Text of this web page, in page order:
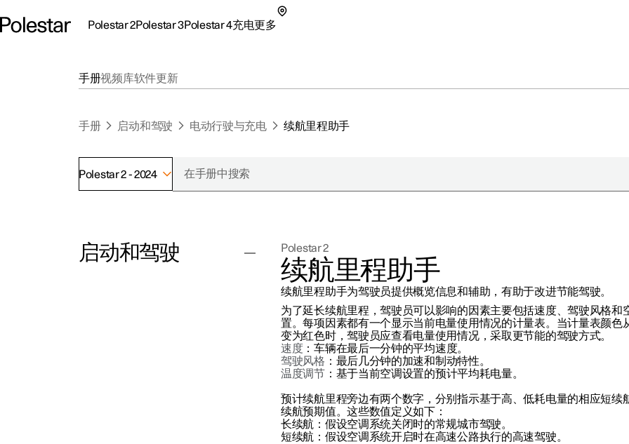
Polestar 2Polestar 3Polestar 4充电更多
联系我们
探索Polestar 3
公共充电
车主服务
新闻
注册新闻简报
（在新窗口中打开）
手册视频库软件更新
手册 启动和驾驶 电动行驶与充电 续航里程助手
Polestar 2 - 2024
启动和驾驶 Polestar 2
续航里程助手
续航里程助手为驾驶员提供概览信息和辅助，有助于改进节能驾驶。
为了延长续航里程，驾驶员可以影响的因素主要包括速度、驾驶风格和
置。每项因素都有一个显示当前电量使用情况的计量表。当计量表颜色
变为红色时，驾驶员应查看电量使用情况，采取更节能的驾驶方式。
速度 ：车辆在最后一分钟的平均速度。
驾驶风格 ：最后几分钟的加速和制动特性。
温度调节：基于当前空调设置的预计平均耗电量。
预计续航里程旁边有两个数字，分别指示基于高、低耗电量的相应短续
续航预期值。这些数值定义如下：
长续航：假设空调系统关闭时的常规城市驾驶。
短续航：假设空调系统开启时在高速公路执行的高速驾驶。